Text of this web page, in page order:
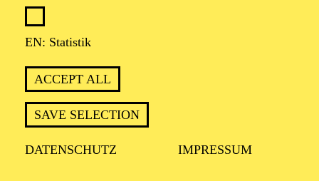
EN: Statistik
ACCEPT ALL
SAVE SELECTION
DATENSCHUTZ IMPRESSUM
TERMINE UND TICKETS
OPERA
AALTO BALLETT ESSEN
Wednesday
16.09.2026
15:30 - 17:30